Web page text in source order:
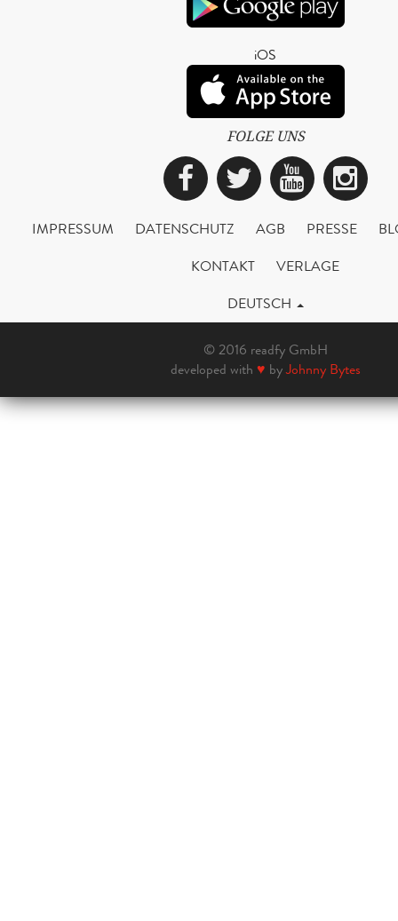
iOS
FOLGE UNS
Facebook
Twitter
IMPRESSUM DATENSCHUTZ AGB PRESSE
KONTAKT
VERLAGE
DEUTSCH
© 2016 readfy GmbH
developed with ♥ byJohnny Bytes